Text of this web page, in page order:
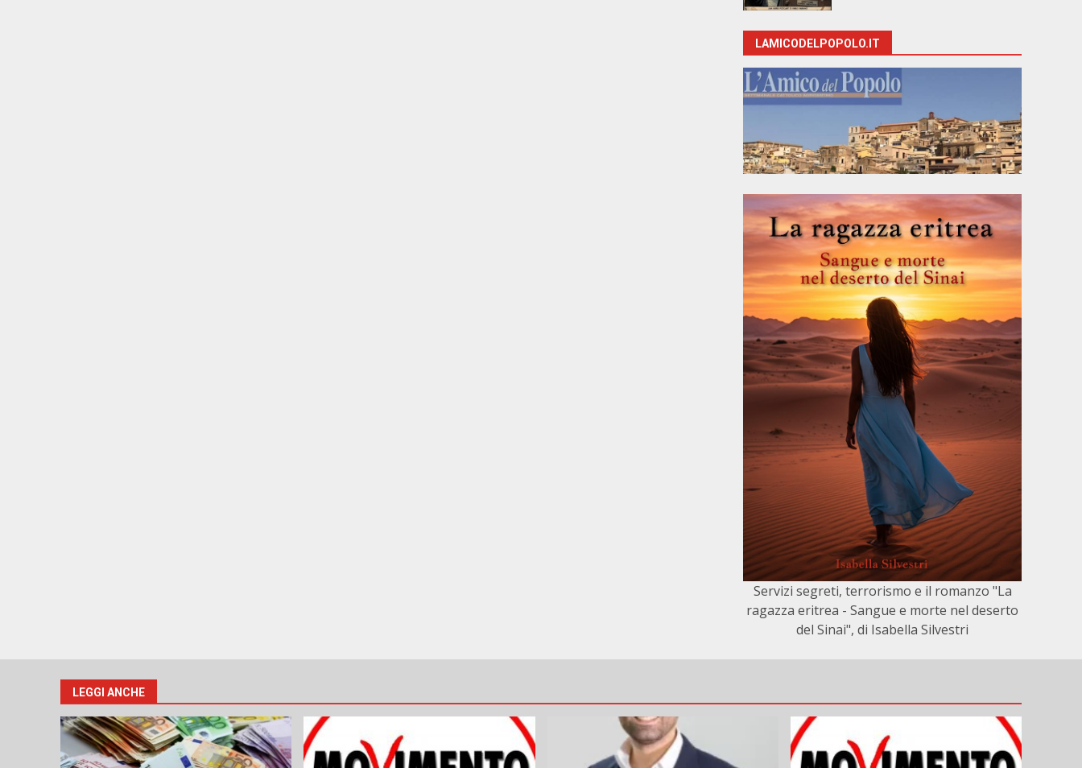
LAMICODELPOPOLO.IT
Servizi segreti, terrorismo e il romanzo "La
ragazza eritrea - Sangue e morte nel deserto
del Sinai", di Isabella Silvestri
LEGGI ANCHE